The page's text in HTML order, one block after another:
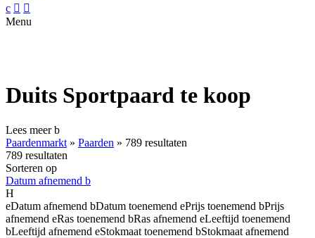
c  
Menu
Duits Sportpaard te koop
Lees meerb
Paardenmarkt » Paarden » 789 resultaten
789 resultaten
Sorteren op
Datum afnemend b
H
eDatum afnemend bDatum toenemend ePrijs toenemend bPrijs
afnemend eRas toenemend bRas afnemend eLeeftijd toenemend
bLeeftijd afnemend eStokmaat toenemend bStokmaat afnemend